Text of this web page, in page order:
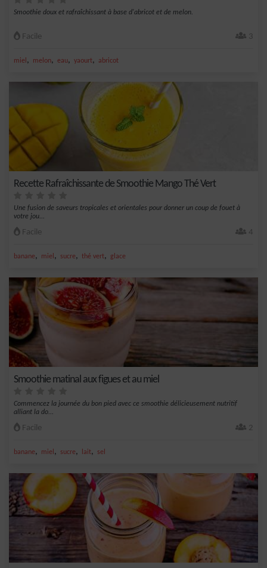
Smoothie doux et rafraîchissant à base d'abricot et de melon.
Facile 3
miel , melon, eau, yaourt, abricot
Recette Rafraîchissante de Smoothie Mango Thé Vert
Une fusion de saveurs tropicales et orientales pour donner un coup de fouet à
votre jou...
Facile 4
banane, miel , sucre, thé vert, glace
Smoothie matinal aux figues et au miel
Commencez la journée du bon pied avec ce smoothie délicieusement nutritif
alliant la do...
Facile 2
banane, miel , sucre, lait, sel